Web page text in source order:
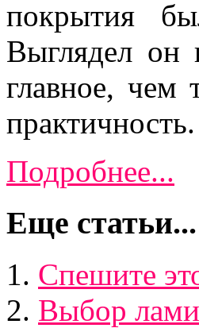
покрытия
Выглядел он
главное, чем
практичность.
Подробнее...
Еще статьи...
Спешите
Выбор